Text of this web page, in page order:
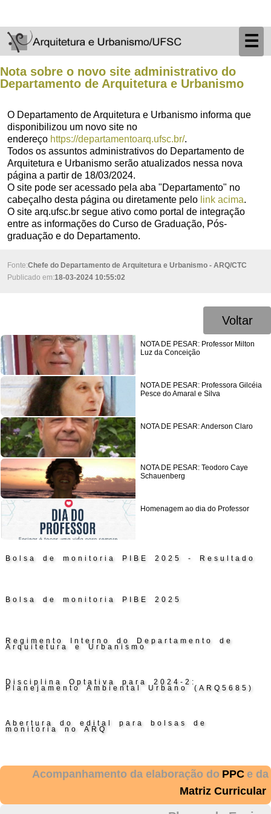
☰
Nota sobre o novo site administrativo do
Departamento de Arquitetura e Urbanismo
O Departamento de Arquitetura e Urbanismo informa que
disponibilizou um novo site no
endereço https://departamentoarq.ufsc.br/.
Todos os assuntos administrativos do Departamento de
Arquitetura e Urbanismo serão atualizados nessa nova
página a partir de 18/03/2024.
O site pode ser acessado pela aba "Departamento" no
cabeçalho desta página ou diretamente pelo link acima.
O site arq.ufsc.br segue ativo como portal de integração
entre as informações do Curso de Graduação, Pós-
graduação e do Departamento.
Fonte:Chefe do Departamento de Arquitetura e Urbanismo - ARQ/CTC
Publicado em:18-03-2024 10:55:02
Voltar
NOTA DE PESAR: Professor Milton
Luz da Conceição
NOTA DE PESAR: Professora Gilcéia
Pesce do Amaral e Silva
NOTA DE PESAR: Anderson Claro
NOTA DE PESAR: Teodoro Caye
Schauenberg
Homenagem ao dia do Professor
Bolsa de monitoria PIBE 2025 - Resultado
Bolsa de monitoria PIBE 2025
Regimento Interno do Departamento de
Arquitetura e Urbanismo
Disciplina Optativa para 2024-2:
Planejamento Ambiental Urbano (ARQ5685)
Abertura do edital para bolsas de
monitoria no ARQ
Acompanhamento da elaboração do PPC e da
Matriz Curricular